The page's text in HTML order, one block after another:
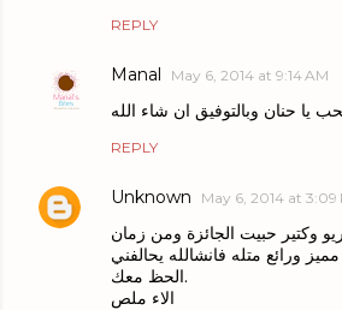
REPLY
Manal May 6, 2014 at 9:14 AM
يا حنان وبالتوفيق ان شاء الله
REPLY
Unknown May 6, 2014 at 3:09
وكتير حبيت الجائزة ومن زمان
ورائع متله فانشالله يحالفني
الحظ معك.
الاء ملص